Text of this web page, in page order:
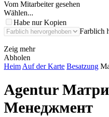
Vom Mitarbeiter gesehen
Wählen...
Habe nur Kopien
Farblich
Zeig mehr
Abholen
Heim Auf der Karte Besatzung
Agentur
Менеджмент